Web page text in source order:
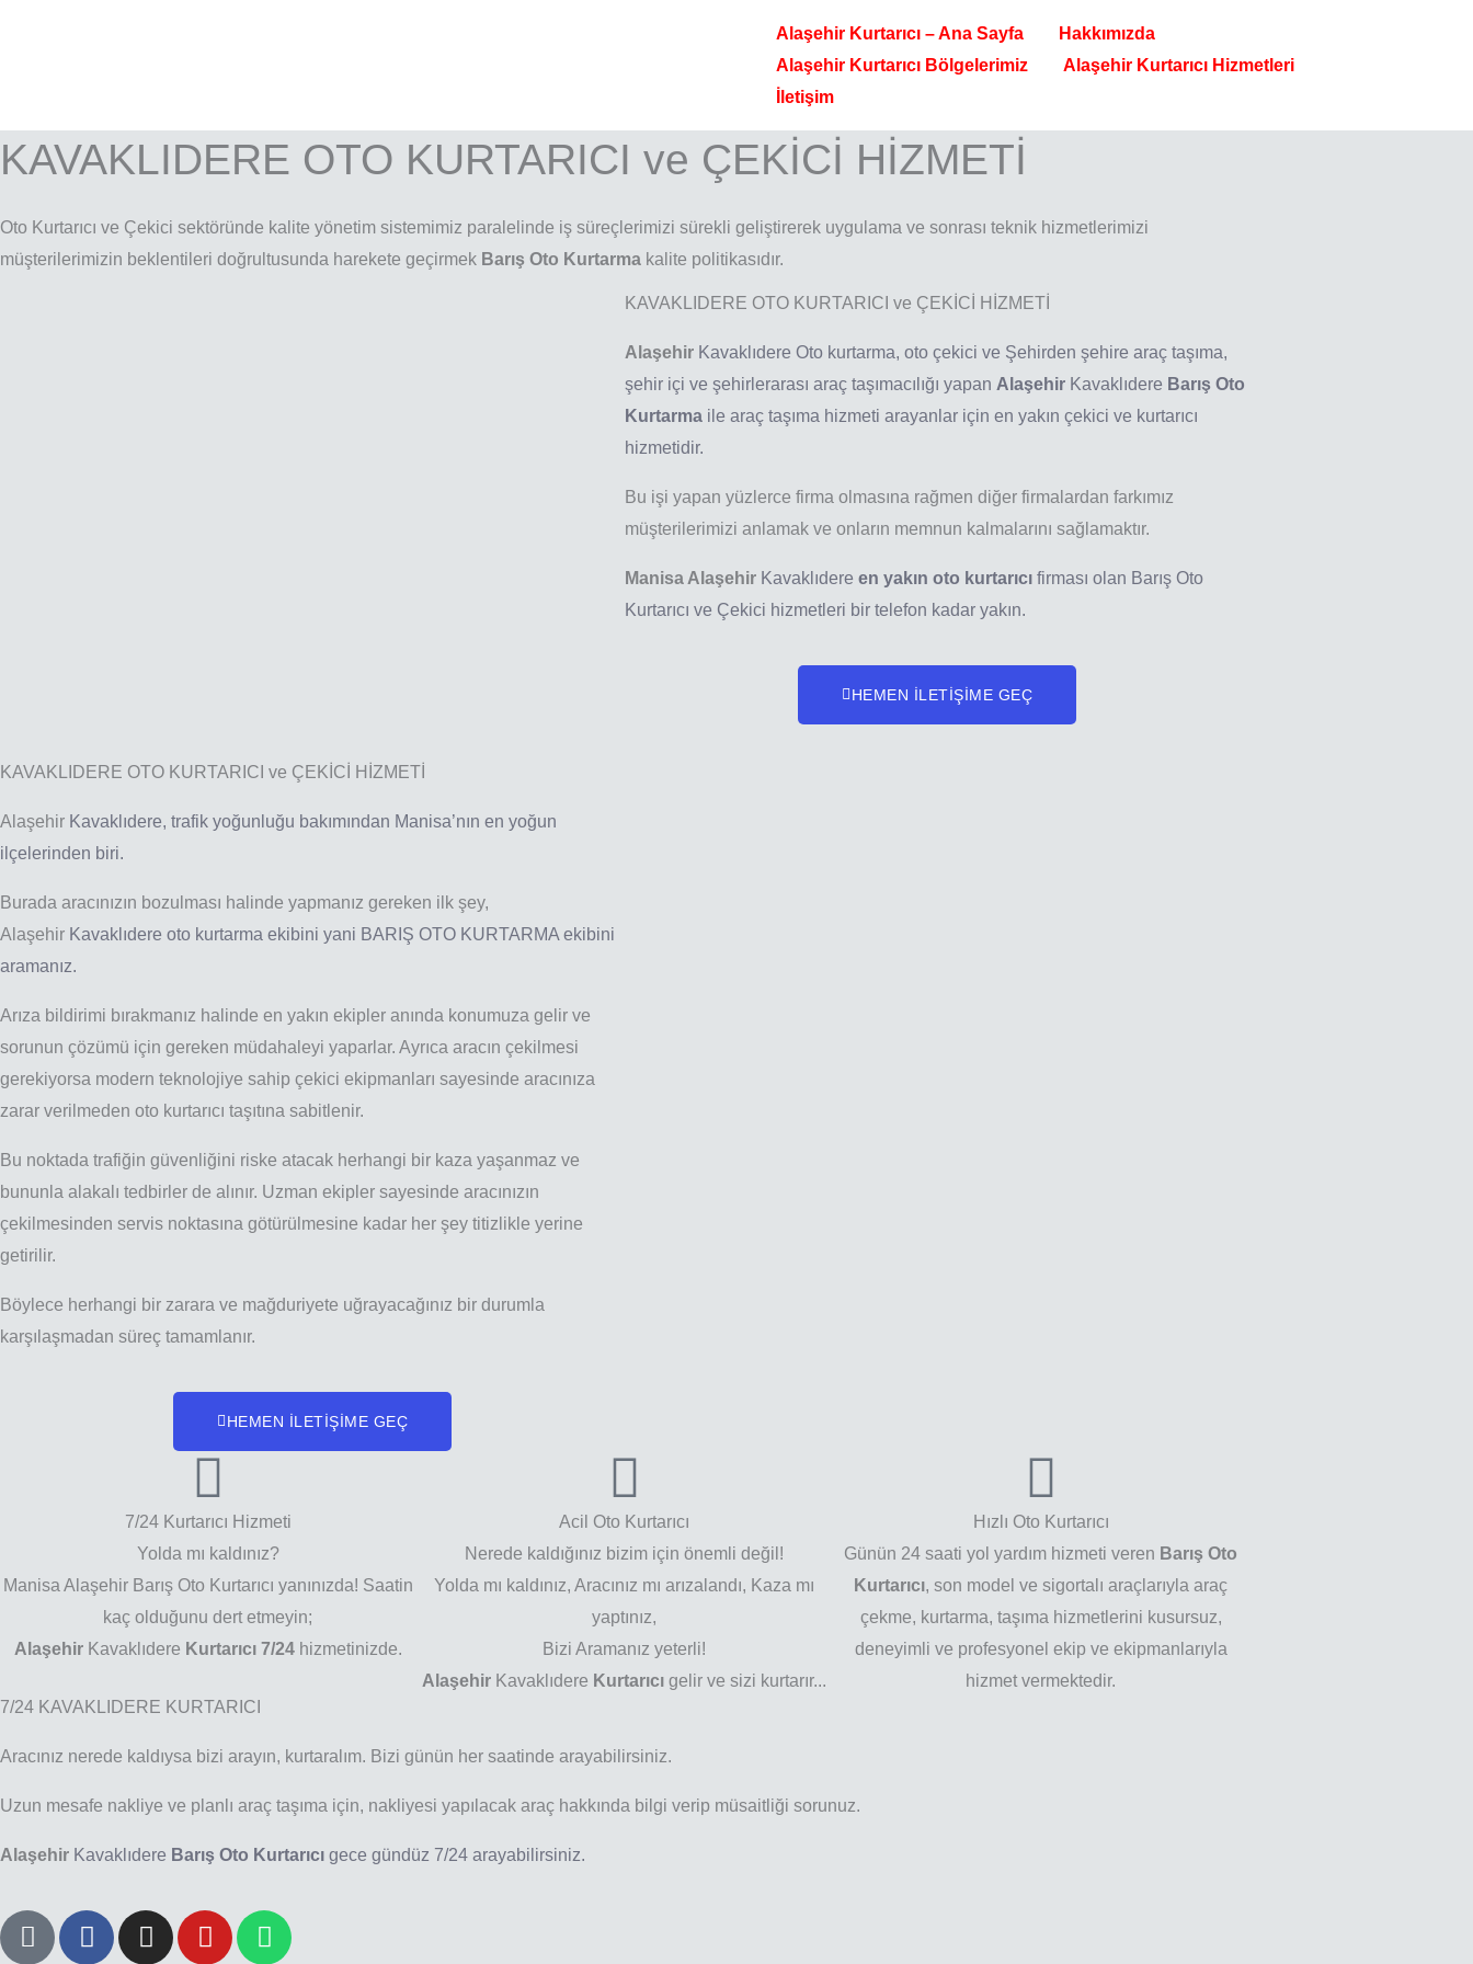
Alaşehir Kurtarıcı – Ana Sayfa
Hakkımızda
Alaşehir Kurtarıcı Bölgelerimiz
Alaşehir Kurtarıcı Hizmetleri
İletişim
KAVAKLIDERE OTO KURTARICI ve ÇEKİCİ HİZMETİ
Oto Kurtarıcı ve Çekici sektöründe kalite yönetim sistemimiz paralelinde iş süreçlerimizi sürekli geliştirerek uygulama ve sonrası teknik hizmetlerimizi
müşterilerimizin beklentileri doğrultusunda harekete geçirmek Barış Oto Kurtarma kalite politikasıdır.
KAVAKLIDERE OTO KURTARICI ve ÇEKİCİ HİZMETİ
Alaşehir Kavaklıdere Oto kurtarma, oto çekici ve Şehirden şehire araç taşıma,
şehir içi ve şehirlerarası araç taşımacılığı yapan Alaşehir Kavaklıdere Barış Oto
Kurtarma ile araç taşıma hizmeti arayanlar için en yakın çekici ve kurtarıcı
hizmetidir.
Bu işi yapan yüzlerce firma olmasına rağmen diğer firmalardan farkımız
müşterilerimizi anlamak ve onların memnun kalmalarını sağlamaktır.
Manisa Alaşehir Kavaklıdere en yakın oto kurtarıcı firması olan Barış Oto
Kurtarıcı ve Çekici hizmetleri bir telefon kadar yakın.
HEMEN İLETİŞİME GEÇ
KAVAKLIDERE OTO KURTARICI ve ÇEKİCİ HİZMETİ
Alaşehir Kavaklıdere, trafik yoğunluğu bakımından Manisa’nın en yoğun
ilçelerinden biri.
Burada aracınızın bozulması halinde yapmanız gereken ilk şey,
Alaşehir Kavaklıdere oto kurtarma ekibini yani BARIŞ OTO KURTARMA ekibini
aramanız.
Arıza bildirimi bırakmanız halinde en yakın ekipler anında konumuza gelir ve
sorunun çözümü için gereken müdahaleyi yaparlar. Ayrıca aracın çekilmesi
gerekiyorsa modern teknolojiye sahip çekici ekipmanları sayesinde aracınıza
zarar verilmeden oto kurtarıcı taşıtına sabitlenir.
Bu noktada trafiğin güvenliğini riske atacak herhangi bir kaza yaşanmaz ve
bununla alakalı tedbirler de alınır. Uzman ekipler sayesinde aracınızın
çekilmesinden servis noktasına götürülmesine kadar her şey titizlikle yerine
getirilir.
Böylece herhangi bir zarara ve mağduriyete uğrayacağınız bir durumla
karşılaşmadan süreç tamamlanır.
HEMEN İLETİŞİME GEÇ
7/24 Kurtarıcı Hizmeti
Yolda mı kaldınız?
Manisa Alaşehir Barış Oto Kurtarıcı yanınızda! Saatin
kaç olduğunu dert etmeyin;
Alaşehir Kavaklıdere Kurtarıcı 7/24 hizmetinizde.
Acil Oto Kurtarıcı
Nerede kaldığınız bizim için önemli değil!
Yolda mı kaldınız, Aracınız mı arızalandı, Kaza mı
yaptınız,
Bizi Aramanız yeterli!
Alaşehir Kavaklıdere Kurtarıcı gelir ve sizi kurtarır...
Hızlı Oto Kurtarıcı
Günün 24 saati yol yardım hizmeti veren Barış Oto
Kurtarıcı, son model ve sigortalı araçlarıyla araç
çekme, kurtarma, taşıma hizmetlerini kusursuz,
deneyimli ve profesyonel ekip ve ekipmanlarıyla
hizmet vermektedir.
7/24 KAVAKLIDERE KURTARICI
Aracınız nerede kaldıysa bizi arayın, kurtaralım. Bizi günün her saatinde arayabilirsiniz.
Uzun mesafe nakliye ve planlı araç taşıma için, nakliyesi yapılacak araç hakkında bilgi verip müsaitliği sorunuz.
Alaşehir Kavaklıdere Barış Oto Kurtarıcı gece gündüz 7/24 arayabilirsiniz.
P
h
F
a
I
n
Y
o
W
h